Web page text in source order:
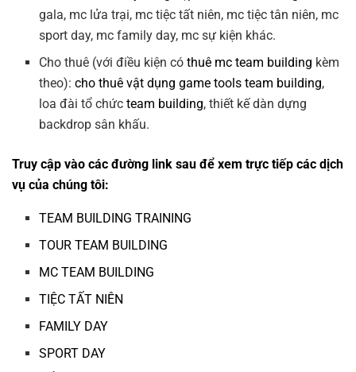
gala, mc lửa trại, mc tiệc tất niên, mc tiệc tân niên, mc
sport day, mc family day, mc sự kiện khác.
Cho thuê (với điều kiện cóthuê mc team building kèm
theo):cho thuê vật dụng game tools team building,
loa đài tổ chứcteam building, thiết kế dàn dựng
backdrop sân khấu.
Truy cập vào các đường link sau để xem trực tiếp các dịch
vụ của chúng tôi:
TEAM BUILDING TRAINING
TOUR TEAM BUILDING
MC TEAM BUILDING
TIỆC TẤT NIÊN
FAMILY DAY
SPORT DAY